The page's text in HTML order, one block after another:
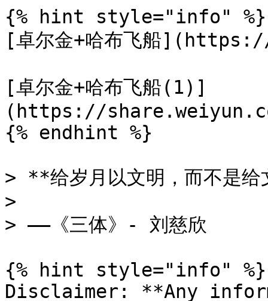
{% hint style="info" %}
[卓尔金+哈布飞船
[卓尔金+哈布飞船(1)]
(https://
{% endhint %}
> **给岁月以文明，而不是
>
> ——《三体》- 刘慈欣
{% hint style="info" %}
Disclaimer: **Any